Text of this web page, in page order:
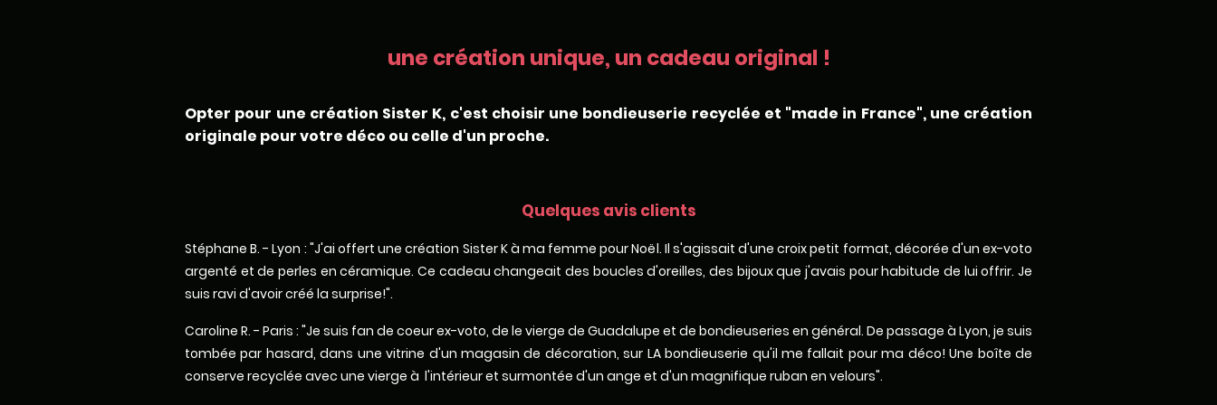
une création unique, un cadeau original !
Opter pour une création Sister K, c'est choisir une bondieuserie recyclée et "made in France", une création
originale pour votre déco ou celle d'un proche.
Quelques avis clients
Stéphane B. - Lyon : "J'ai offert une création Sister K à ma femme pour Noël. Il s'agissait d'une croix petit format, décorée d'un ex-voto
argenté et de perles en céramique. Ce cadeau changeait des boucles d'oreilles, des bijoux que j'avais pour habitude de lui offrir. Je
suis ravi d'avoir créé la surprise!".
Caroline R. - Paris : "Je suis fan de coeur ex-voto, de le vierge de Guadalupe et de bondieuseries en général. De passage à Lyon, je suis
tombée par hasard, dans une vitrine d'un magasin de décoration, sur LA bondieuserie qu'il me fallait pour ma déco! Une boîte de
conserve recyclée avec une vierge à l'intérieur et surmontée d'un ange et d'un magnifique ruban en velours".